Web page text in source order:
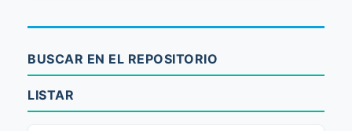
BUSCAR EN EL REPOSITORIO
LISTAR